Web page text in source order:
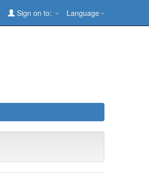
Language
Sign on to: